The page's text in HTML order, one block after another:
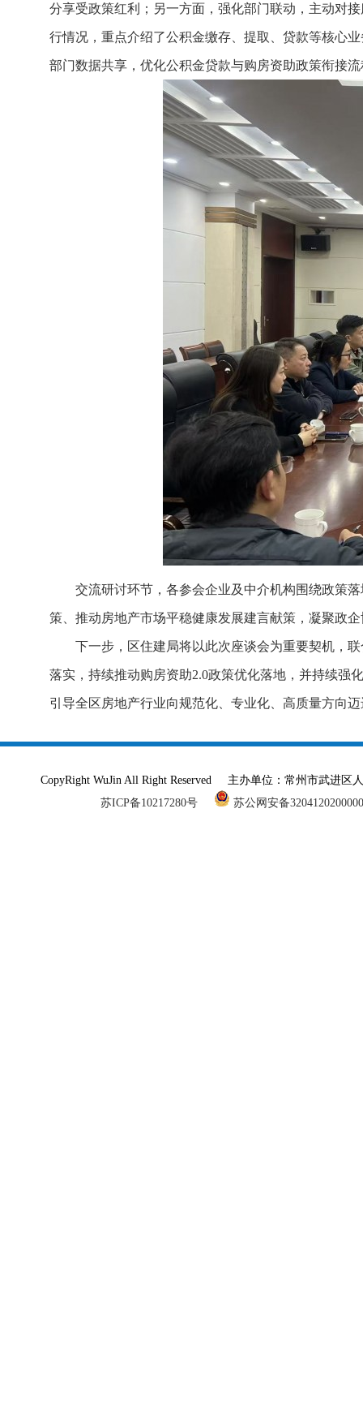
分享受政策红利；另一方面，强化部门联动，主动对
行情况，重点介绍了公积金缴存、提取、贷款等核心
部门数据共享，优化公积金贷款与购房资助政策衔接
交流研讨环节，各参会企业及中介机构围绕政策
策、推动房地产市场平稳健康发展建言献策，凝聚政
下一步，区住建局将以此次座谈会为重要契机，
落实，持续推动购房资助2.0政策优化落地，并持续强
引导全区房地产行业向规范化、专业化、高质量方向
CopyRight WuJin All Right Reserved 主办单位：常州市武进
苏ICP备10217280号
苏公网安备